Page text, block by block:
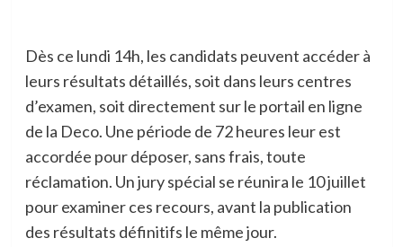
Dès ce lundi 14h, les candidats peuvent accéder à
leurs résultats détaillés, soit dans leurs centres
d’examen, soit directement sur le portail en ligne
de la Deco. Une période de 72 heures leur est
accordée pour déposer, sans frais, toute
réclamation. Un jury spécial se réunira le 10 juillet
pour examiner ces recours, avant la publication
des résultats définitifs le même jour.